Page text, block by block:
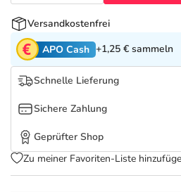
Tierapotheke
Vitamine & Mineralstoffe
Salus Deals
Versandkostenfrei
APO Cash +1,25 € sammeln
Schnelle Lieferung
Sichere Zahlung
Geprüfter Shop
Zu meiner Favoriten-Liste